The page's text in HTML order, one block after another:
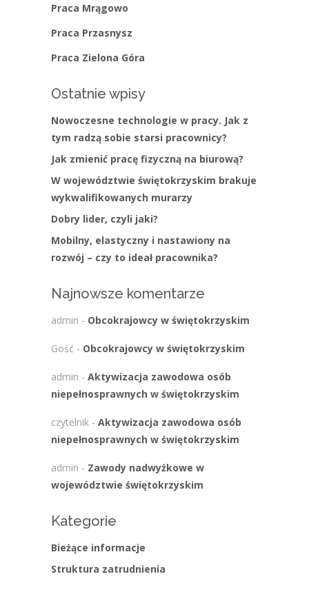
Praca Mrągowo
Praca Przasnysz
Praca Zielona Góra
Ostatnie wpisy
Nowoczesne technologie w pracy. Jak z
tym radzą sobie starsi pracownicy?
Jak zmienić pracę fizyczną na biurową?
W województwie świętokrzyskim brakuje
wykwalifikowanych murarzy
Dobry lider, czyli jaki?
Mobilny, elastyczny i nastawiony na
rozwój – czy to ideał pracownika?
Najnowsze komentarze
admin - Obcokrajowcy w świętokrzyskim
Gość - Obcokrajowcy w świętokrzyskim
admin - Aktywizacja zawodowa osób
niepełnosprawnych w świętokrzyskim
czytelnik - Aktywizacja zawodowa osób
niepełnosprawnych w świętokrzyskim
admin - Zawody nadwyżkowe w
województwie świętokrzyskim
Kategorie
Bieżące informacje
Struktura zatrudnienia